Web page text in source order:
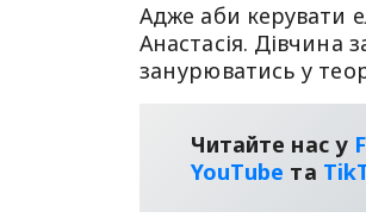
Адже аби керувати
Анастасія. Дівчина
занурюватись у
Читайте нас у
YouТube та